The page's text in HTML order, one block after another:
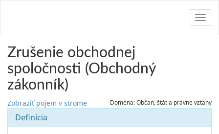
Zrušenie obchodnej
spoločnosti (Obchodný
zákonník)
Zobraziť pojem v strome Doména: Občan, štát a právne vzťahy
Definícia